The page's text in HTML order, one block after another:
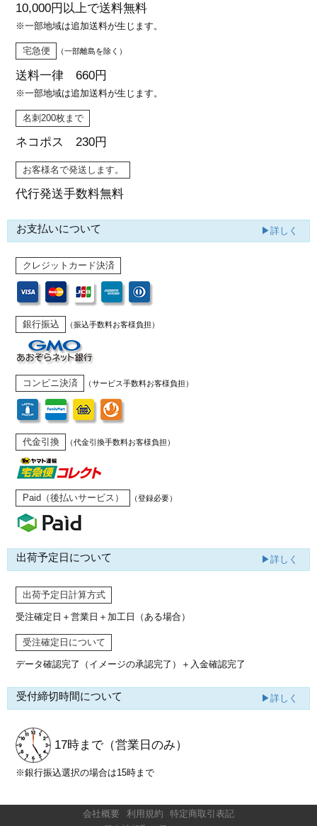
10,000円以上で送料無料
※一部地域は追加送料が生じます。
宅急便 （一部離島を除く）
送料一律 660円
※一部地域は追加送料が生じます。
名刺200枚まで
ネコポス 230円
お客様名で発送します。
代行発送手数料無料
お支払いについて ▶詳しく
クレジットカード決済
銀行振込 （振込手数料お客様負担）
コンビニ決済 （サービス手数料お客様負担）
代金引換 （代金引換手数料お客様負担）
Paid（後払いサービス） （登録必要）
出荷予定日について ▶詳しく
出荷予定日計算方式
受注確定日＋営業日＋加工日（ある場合）
受注確定日について
データ確認完了（イメージの承認完了） ＋入金確認完了
受付締切時間について ▶詳しく
17時まで （営業日のみ）
※銀行振込選択の場合は15時まで
会社概要 利用規約
特定商取引表記